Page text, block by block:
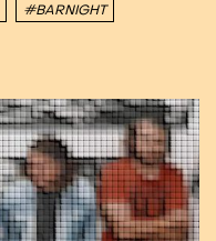
#BARNIGHT